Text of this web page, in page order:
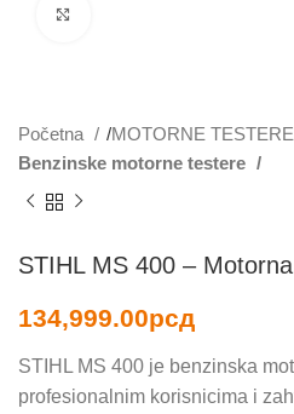
Početna
MOTORNE TESTERE
Benzinske motorne testere
STIHL MS 400 –
134,999.00рсд
STIHL MS 400 je benzinska
profesionalnim korisnicima i